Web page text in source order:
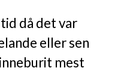
då det var
eller sen
mest